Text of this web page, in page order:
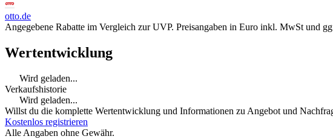
otto.de
Angegebene Rabatte im Vergleich zur UVP. Preisangaben in Euro inkl. MwSt und
Wertentwicklung
Wird geladen...
Verkaufshistorie
Wird geladen...
Willst du die komplette Wertentwicklung und Informationen zu Angebot und
Kostenlos registrieren
Alle Angaben ohne Gewähr.